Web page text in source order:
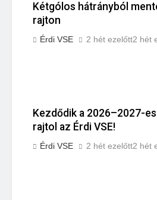
Kétgólos hátrányból
rajton
Érdi VSE 2 hét ezelőtt2 hét
Kezdődik a 2026–2027-
rajtol az Érdi VSE!
Érdi VSE 2 hét ezelőtt2 hét